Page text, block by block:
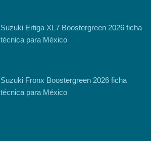
Suzuki Ertiga XL7 Boostergreen 2026 ficha
técnica para México
Suzuki Fronx Boostergreen 2026 ficha
técnica para México